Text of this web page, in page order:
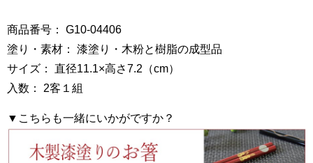
商品番号： G10-04406
塗り・素材： 漆塗り・木粉と樹脂の成型品
サイズ： 直径11.1×高さ7.2（cm）
入数： 2客１組
▼こちらも一緒にいかがですか？